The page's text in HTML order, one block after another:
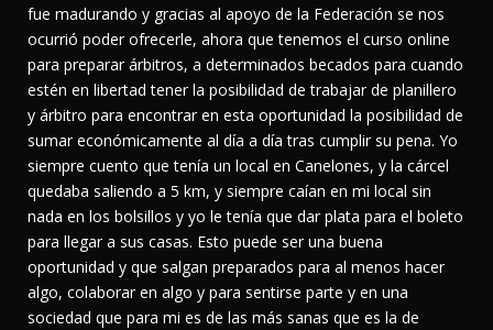
fue madurando y gracias al apoyo de la Federación se nos
ocurrió poder ofrecerle, ahora que tenemos el curso online
para preparar árbitros, a determinados becados para cuando
estén en libertad tener la posibilidad de trabajar de planillero
y árbitro para encontrar en esta oportunidad la posibilidad de
sumar económicamente al día a día tras cumplir su pena. Yo
siempre cuento que tenía un local en Canelones, y la cárcel
quedaba saliendo a 5 km, y siempre caían en mi local sin
nada en los bolsillos y yo le tenía que dar plata para el boleto
para llegar a sus casas. Esto puede ser una buena
oportunidad y que salgan preparados para al menos hacer
algo, colaborar en algo y para sentirse parte y en una
sociedad que para mi es de las más sanas que es la de